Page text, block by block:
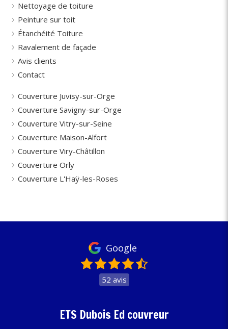
Nettoyage de toiture
Peinture sur toit
Étanchéité Toiture
Ravalement de façade
Avis clients
Contact
Couverture Juvisy-sur-Orge
Couverture Savigny-sur-Orge
Couverture Vitry-sur-Seine
Couverture Maison-Alfort
Couverture Viry-Châtillon
Couverture Orly
Couverture L'Haÿ-les-Roses
Google
52 avis
ETS Dubois Ed couvreur